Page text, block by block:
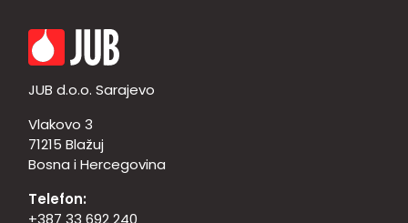
JUB d.o.o. Sarajevo
Vlakovo 3
71215 Blažuj
Bosna i Hercegovina
Telefon:
+387 33 692 240